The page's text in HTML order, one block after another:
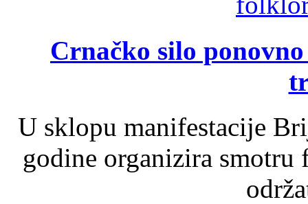
Crnačko silo
U sklopu manifestacije
godine organizira